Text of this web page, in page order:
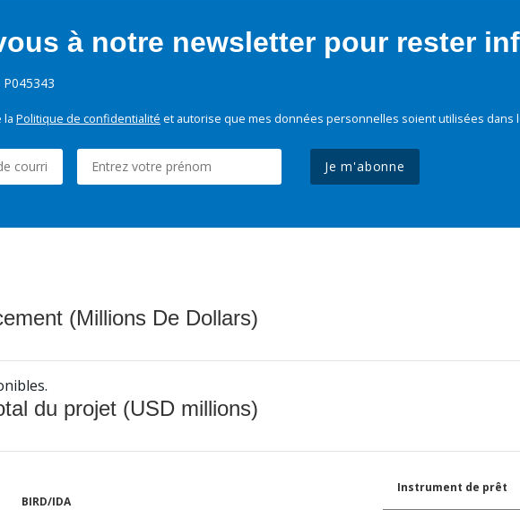
à notre newsletter pour rester
la Politique de confidentialité et autorise que mes données personnelles soient utilisées
Je m'abonne
(Millions De Dollars)
du projet (USD millions)
BIRD/IDA
Instrument de prêt